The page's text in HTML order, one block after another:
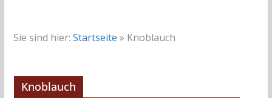
Sie sind hier: Startseite » Knoblauch
Knoblauch